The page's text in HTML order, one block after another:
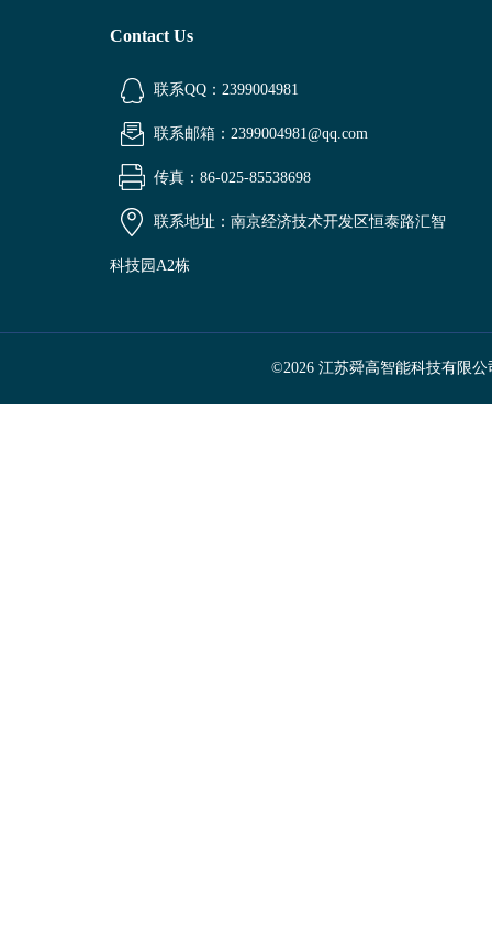
Contact Us
联系QQ：2399004981
联系邮箱：2399004981@qq.com
传真：86-025-85538698
联系地址：南京经济技术开发区恒泰路汇智
科技园A2栋
©2026 江苏舜高智能科技有限